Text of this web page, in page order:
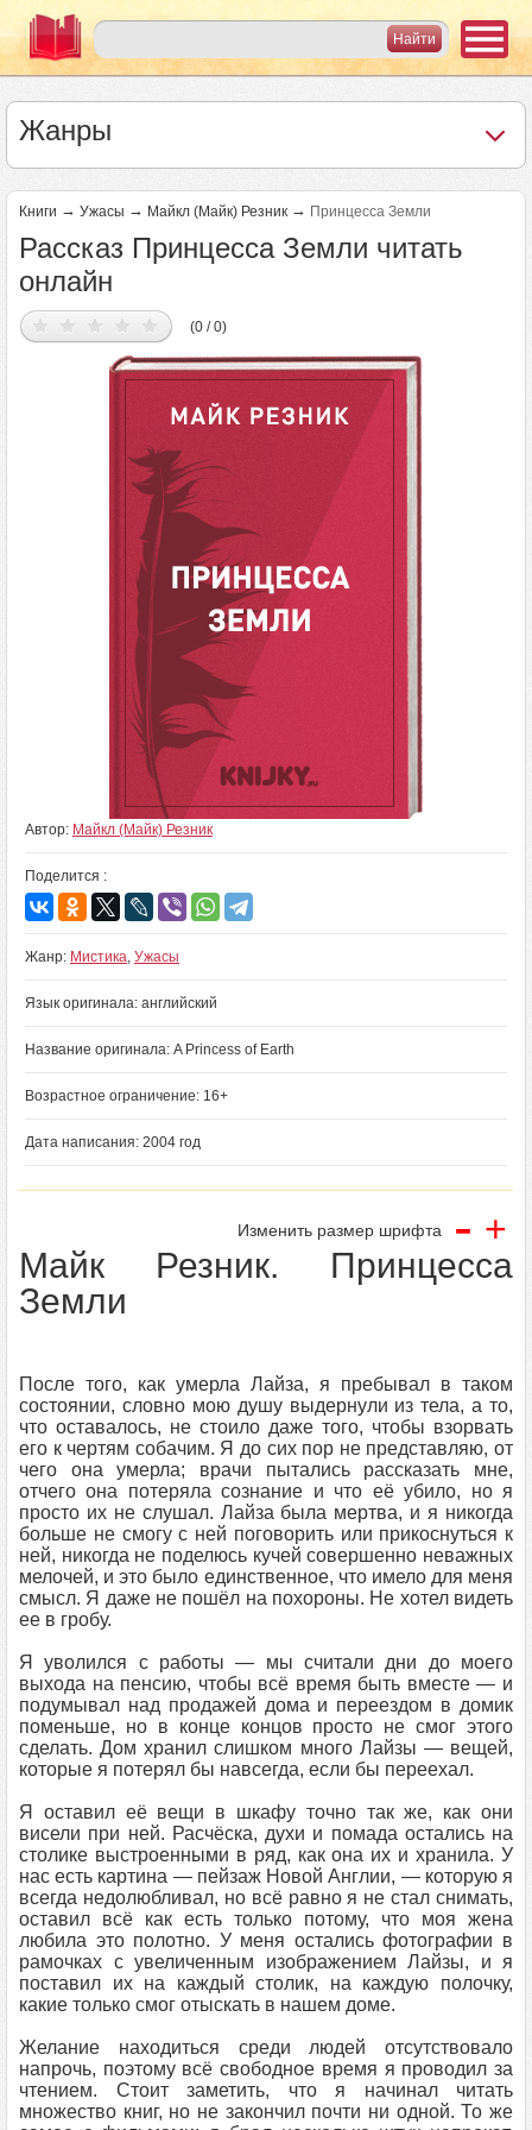
Жанры
Книги → Ужасы → Майкл (Майк) Резник → Принцесса Земли
Рассказ Принцесса Земли читать
онлайн
(0 / 0)
Автор: Майкл (Майк) Резник
Поделится :
Жанр: Мистика, Ужасы
Язык оригинала: английский
Название оригинала: A Princess of Earth
Возрастное ограничение: 16+
Дата написания: 2004 год
Изменить размер шрифта - +
Майк Резник. Принцесса
Земли
После того, как умерла Лайза, я пребывал в таком
состоянии, словно мою душу выдернули из тела, а то,
что оставалось, не стоило даже того, чтобы взорвать
его к чертям собачим. Я до сих пор не представляю, от
чего она умерла; врачи пытались рассказать мне,
отчего она потеряла сознание и что её убило, но я
просто их не слушал. Лайза была мертва, и я никогда
больше не смогу с ней поговорить или прикоснуться к
ней, никогда не поделюсь кучей совершенно неважных
мелочей, и это было единственное, что имело для меня
смысл. Я даже не пошёл на похороны. Не хотел видеть
ее в гробу.
Я уволился с работы — мы считали дни до моего
выхода на пенсию, чтобы всё время быть вместе — и
подумывал над продажей дома и переездом в домик
поменьше, но в конце концов просто не смог этого
сделать. Дом хранил слишком много Лайзы — вещей,
которые я потерял бы навсегда, если бы переехал.
Я оставил её вещи в шкафу точно так же, как они
висели при ней. Расчёска, духи и помада остались на
столике выстроенными в ряд, как она их и хранила. У
нас есть картина — пейзаж Новой Англии, — которую я
всегда недолюбливал, но всё равно я не стал снимать,
оставил всё как есть только потому, что моя жена
любила это полотно. У меня остались фотографии в
рамочках с увеличенным изображением Лайзы, и я
поставил их на каждый столик, на каждую полочку,
какие только смог отыскать в нашем доме.
Желание находиться среди людей отсутствовало
напрочь, поэтому всё свободное время я проводил за
чтением. Стоит заметить, что я начинал читать
множество книг, но не закончил почти ни одной. То же